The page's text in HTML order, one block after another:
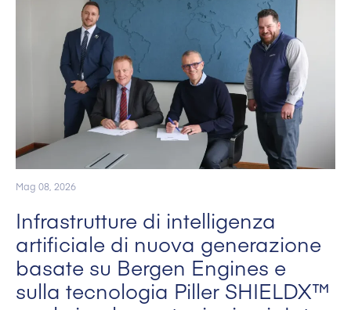
Mag 08, 2026
Infrastrutture di intelligenza
artificiale di nuova generazione
basate su Bergen Engines e
sulla tecnologia Piller SHIELDX™